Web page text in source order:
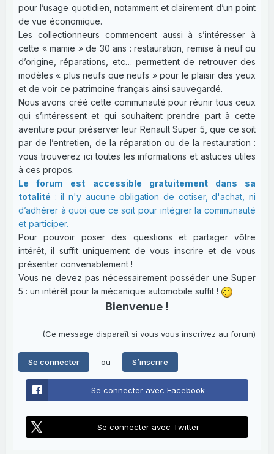
pour l’usage quotidien, notamment et clairement d’un point
de vue économique.
Les collectionneurs commencent aussi à s’intéresser à
cette « mamie » de 30 ans : restauration, remise à neuf ou
d’origine, réparations, etc… permettent de retrouver des
modèles « plus neufs que neufs » pour le plaisir des yeux
et de voir ce patrimoine français ainsi sauvegardé.
Nous avons créé cette communauté pour réunir tous ceux
qui s’intéressent et qui souhaitent prendre part à cette
aventure pour préserver leur Renault Super 5, que ce soit
par de l’entretien, de la réparation ou de la restauration :
vous trouverez ici toutes les informations et astuces utiles
à ces propos.
Le forum est accessible gratuitement dans sa
totalité : il n'y aucune obligation de cotiser, d'achat, ni
d’adhérer à quoi que ce soit pour intégrer la communauté
et participer.
Pour pouvoir poser des questions et partager vôtre
intérêt, il suffit uniquement de vous inscrire et de vous
présenter convenablement !
Vous ne devez pas nécessairement posséder une Super
5 : un intérêt pour la mécanique automobile suffit !
Bienvenue !
(Ce message disparaît si vous vous inscrivez au forum)
Se connecter ou S’inscrire
Se connecter avec Facebook
Se connecter avec Twitter